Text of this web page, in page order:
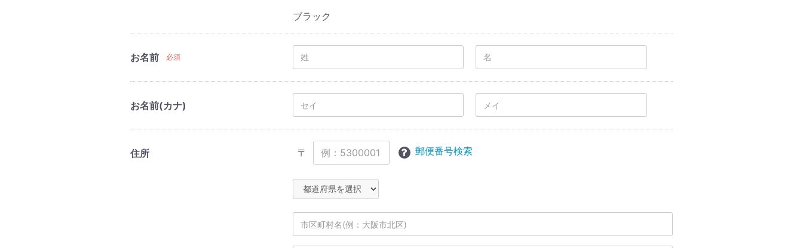
ブラック
お名前 必須
お名前(カナ)
住所 〒 郵便番号検索